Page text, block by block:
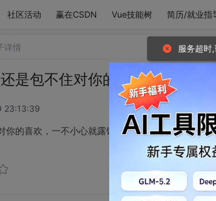
社区活动 赢在CSDN Vue技能树 简历/就业指
详情
是包不住对你的喜欢，一不小心
23:13:39
你的喜欢，一不小心就露馅了
服务超时